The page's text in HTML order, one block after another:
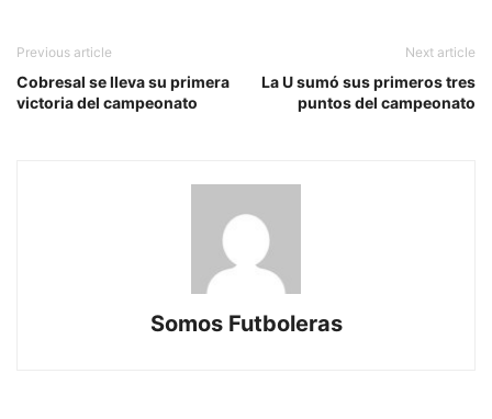
Previous article
Cobresal se lleva su primera
victoria del campeonato
Next article
La U sumó sus primeros tres
puntos del campeonato
Somos Futboleras